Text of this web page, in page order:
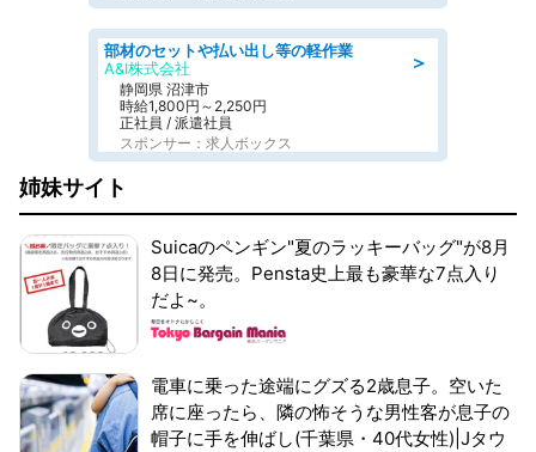
＞
部材のセットや払い出し等の軽作業
A&I株式会社
静岡県 沼津市
時給1,800円～2,250円
正社員 / 派遣社員
スポンサー：求人ボックス
姉妹サイト
Suicaのペンギン"夏のラッキーバッグ"が8月
8日に発売。Pensta史上最も豪華な7点入り
だよ~。
電車に乗った途端にグズる2歳息子。空いた
席に座ったら、隣の怖そうな男性客が息子の
帽子に手を伸ばし(千葉県・40代女性)|Jタウ